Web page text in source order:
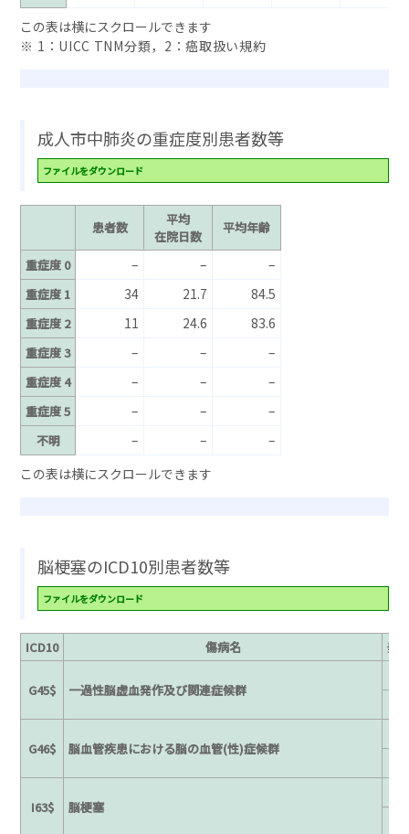
※ 1：UICC TNM分類，2：癌取扱い規約
成人市中肺炎の重症度別患者数等
ファイルをダウンロード
患者数
平均
在院日数
平均年齢
重症度 0 – – –
重症度 1 34 21.7 84.5
重症度 2 11 24.6 83.6
重症度 3 – – –
重症度 4 – – –
重症度 5 – – –
不明 – – –
脳梗塞のICD10別患者数等
ファイルをダウンロード
ICD10 傷病名 発
G45$ 一過性脳虚血発作及び関連症候群
G46$ 脳血管疾患における脳の血管(性)症候群
I63$ 脳梗塞